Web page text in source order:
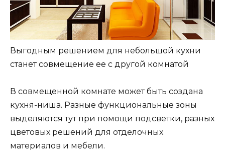
Выгодным решением для небольшой кухни
станет совмещение ее с другой комнатой
В совмещенной комнате может быть создана
кухня-ниша. Разные функциональные зоны
выделяются тут при помощи подсветки, разных
цветовых решений для отделочных
материалов и мебели.